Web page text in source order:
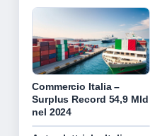
Commercio Italia –
Surplus Record 54,9 Mld
nel 2024